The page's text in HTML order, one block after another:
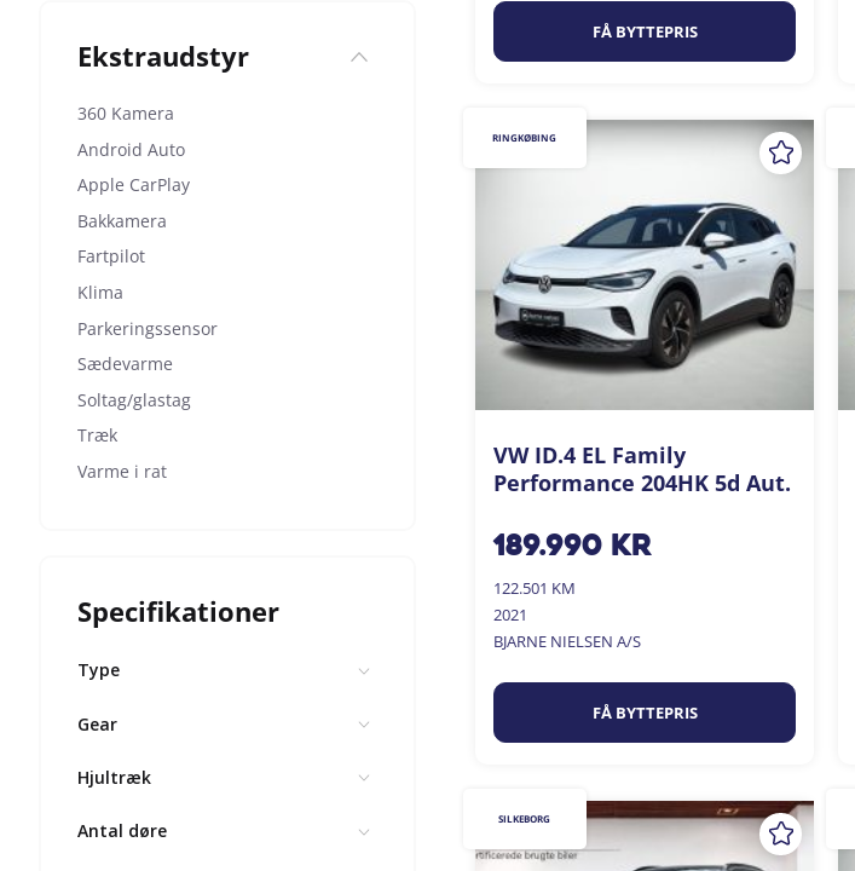
Ekstraudstyr
360 Kamera
Android Auto
Apple CarPlay
Bakkamera
Fartpilot
Klima
Parkeringssensor
Sædevarme
Soltag/glastag
Træk
Varme i rat
Specifikationer
Type
Gear
Hjultræk
Antal døre
FÅ BYTTEPRIS
VW ID.4 EL Family
Performance 204HK 5d Aut.
189.990kr
122.501 KM
2021
BJARNE NIELSEN A/S
FÅ BYTTEPRIS
RINGKØBING
SILKEBORG